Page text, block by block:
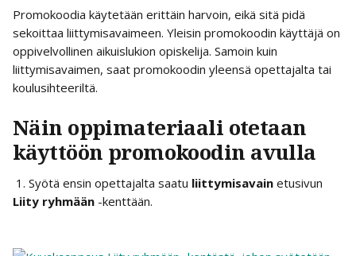
Promokoodia käytetään erittäin harvoin, eikä sitä pidä
sekoittaa liittymisavaimeen. Yleisin promokoodin käyttäjä on
oppivelvollinen aikuislukion opiskelija. Samoin kuin
liittymisavaimen, saat promokoodin yleensä opettajalta tai
koulusihteeriltä.
Näin oppimateriaali otetaan
käyttöön promokoodin avulla
1. Syötä ensin opettajalta saatu liittymisavain etusivun
Liity ryhmään -kenttään.